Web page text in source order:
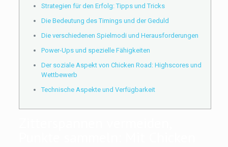
Strategien für den Erfolg: Tipps und Tricks
Die Bedeutung des Timings und der Geduld
Die verschiedenen Spielmodi und Herausforderungen
Power-Ups und spezielle Fähigkeiten
Der soziale Aspekt von Chicken Road: Highscores und
Wettbewerb
Technische Aspekte und Verfügbarkeit